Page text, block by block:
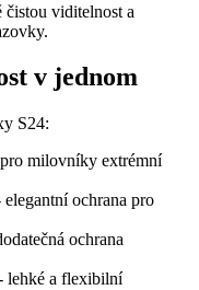
čistou viditelnost a
v jednom
S24:
milovníky extrémní
elegantní ochrana pro
ochrana
lehké a flexibilní